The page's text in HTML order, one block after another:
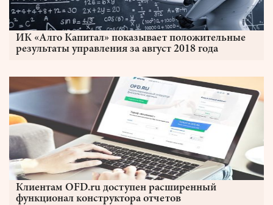
ИК «Алго Капитал» показывает положительные
результаты управления за август 2018 года
Клиентам OFD.ru доступен расширенный
функционал конструктора отчетов